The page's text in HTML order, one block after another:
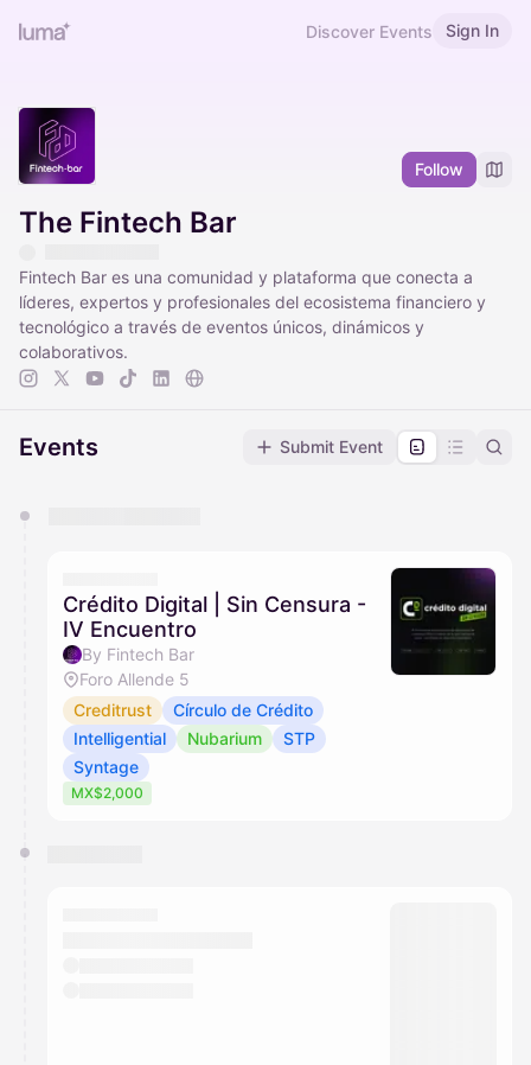
Discover Events Sign In
Follow
The Fintech Bar
Fintech Bar es una comunidad y plataforma que conecta a
líderes, expertos y profesionales del ecosistema financiero y
tecnológico a través de eventos únicos, dinámicos y
colaborativos.
Events Submit Event
They will show up on the schedule once approved
Crédito Digital | Sin Censura -
IV Encuentro
By Fintech Bar
Foro Allende 5
Creditrust
Círculo de Crédito
Intelligential
Nubarium
STP
Syntage
MX$2,000